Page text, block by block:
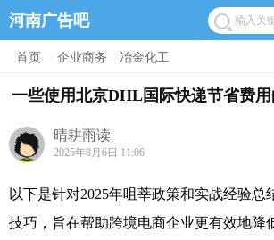
河南广告吧
首页 企业商务 冶金化工
一些使用北京DHL国际快递节省费
晴耕雨读
2025年8月6日 11:06
以下是针对2025年咀莘政策和实战经验总
技巧，旨在帮助跨境电商企业更有效地降